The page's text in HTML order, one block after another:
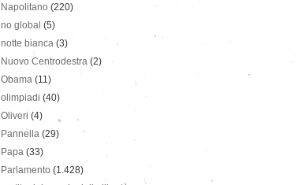
Napolitano (220)
no global (5)
notte bianca (3)
Nuovo Centrodestra (2)
Obama (11)
olimpiadi (40)
Oliveri (4)
Pannella (29)
Papa (33)
Parlamento (1.428)